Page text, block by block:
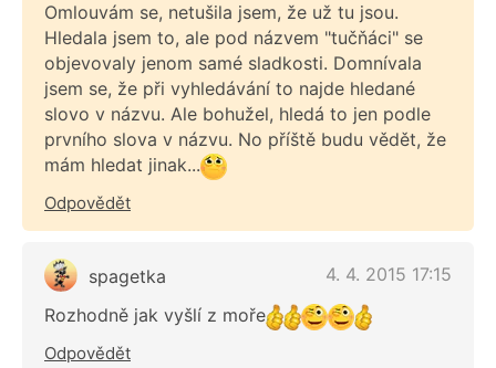
Omlouvám se, netušila jsem, že už tu jsou.
Hledala jsem to, ale pod názvem "tučňáci" se
objevovaly jenom samé sladkosti. Domnívala
jsem se, že při vyhledávání to najde hledané
slovo v názvu. Ale bohužel, hledá to jen podle
prvního slova v názvu. No příště budu vědět, že
mám hledat jinak...
Odpovědět
spagetka
4. 4. 2015 17:15
Rozhodně jak vyšlí z moře
Odpovědět